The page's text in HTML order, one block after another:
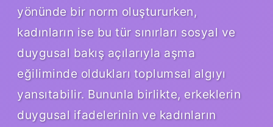
yönünde bir norm oluştururken,
kadınların ise bu tür sınırları sosyal ve
duygusal bakış açılarıyla aşma
eğiliminde oldukları toplumsal algıyı
yansıtabilir. Bununla birlikte, erkeklerin
duygusal ifadelerinin ve kadınların